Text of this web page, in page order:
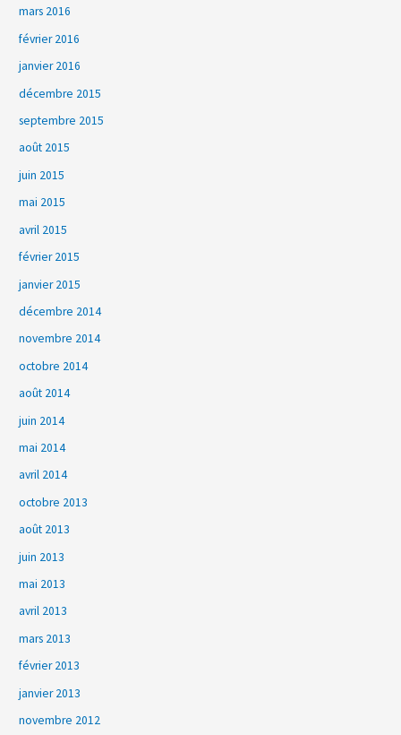
mars 2016
février 2016
janvier 2016
décembre 2015
septembre 2015
août 2015
juin 2015
mai 2015
avril 2015
février 2015
janvier 2015
décembre 2014
novembre 2014
octobre 2014
août 2014
juin 2014
mai 2014
avril 2014
octobre 2013
août 2013
juin 2013
mai 2013
avril 2013
mars 2013
février 2013
janvier 2013
novembre 2012